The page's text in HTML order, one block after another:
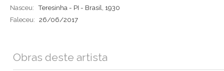
Nasceu: Teresinha - PI - Brasil, 1930
Faleceu: 26/06/2017
Obras deste artista